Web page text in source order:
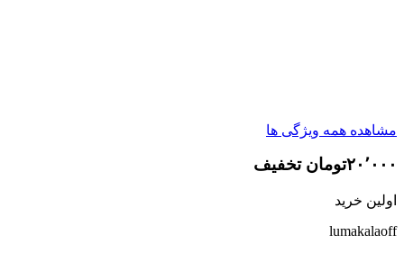
مشاهده همه ویژگی ها
۲۰٬۰۰۰تومان تخفیف
اولین خرید
lumakalaoff